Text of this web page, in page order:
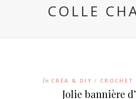
COLLE
In CRÉA & DIY / CROCHET
Jolie bannière